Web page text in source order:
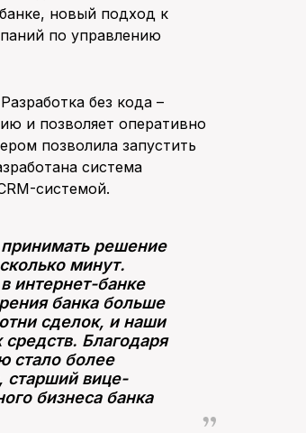
новый подход к
по управлению
без кода –
и позволяет оперативно
позволила запустить
система
системой.
принимать решение
минут.
интернет-банке
банка больше
сделок, и наши
Благодаря
стало более
старший вице-
бизнеса банка